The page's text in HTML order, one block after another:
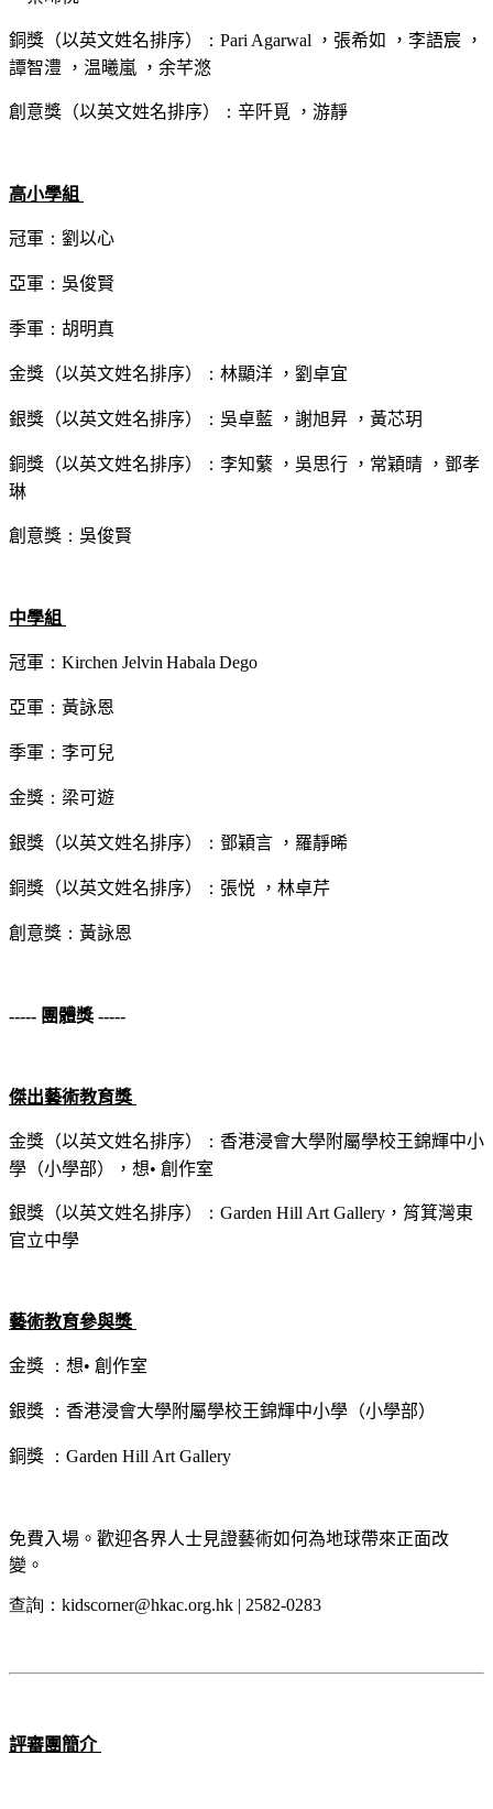
銅獎（以英文姓名排序） ： Pari Agarwal ，張希如 ，李語宸
，
譚智澧 ，温曦嵐 ，余芊滺
創意獎（以英文姓名排序） ： 辛阡覓 ，游靜
高小學組
冠軍 ： 劉以心
亞軍 ： 吳俊賢
季軍 ： 胡明真
金獎（以英文姓名排序） ： 林顯洋 ，劉卓宜
銀獎（以英文姓名排序） ： 吳卓藍 ，謝旭昇 ，黃芯玥
銅獎（以英文姓名排序） ： 李知蘩 ，吳思行 ，常穎晴 ，鄧孝
琳
創意獎 ： 吳俊賢
中學組
冠軍 ： Kirchen Jelvin Habala Dego
亞軍 ： 黃詠恩
季軍 ： 李可兒
金獎 ： 梁可遊
銀獎（以英文姓名排序） ： 鄧穎言 ，羅靜晞
銅獎（以英文姓名排序） ： 張悦 ，林卓芹
創意獎 ： 黃詠恩
----- 團體獎 -----
傑出藝術教育獎
金獎（以英文姓名排序） ： 香港浸會大學附屬學校王錦輝中小
學（小學部），想• 創作室
銀獎（以英文姓名排序） ： Garden Hill Art Gallery ，筲箕灣東
官立中學
藝術教育參與獎
金獎 ： 想• 創作室
銀獎 ： 香港浸會大學附屬學校王錦輝中小學（小學部）
銅獎 ： Garden Hill Art Gallery
免費入場。歡迎各界人士見證藝術如何為地球帶來正面改
變。
查詢 ：kidscorner@hkac.org.hk | 2582-0283
評審團簡介